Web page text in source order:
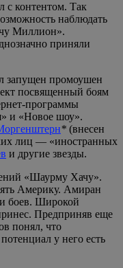
с контентом. Так
наблюдать
Миллион».
приняли
запущен промоушен
посвященный боям
программы
и «Новое шоу».
* (внесен
лиц — «иностранных
и другие звезды.
«Шаурму Хачу».
Америку. Амиран
боев. Широкой
Предприняв еще
понял, что
у него есть